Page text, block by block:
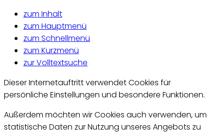
zum Inhalt
zum Hauptmenü
zum Schnellmenü
zum Kurzmenü
zur Volltextsuche
Dieser Internetauftritt verwendet Cookies für
persönliche Einstellungen und besondere Funktionen.
Außerdem möchten wir Cookies auch verwenden, um
statistische Daten zur Nutzung unseres Angebots zu